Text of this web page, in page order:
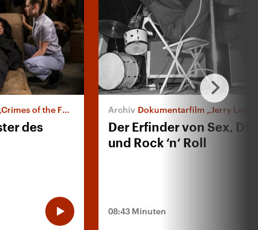
of the Future“
des
Dokumentarfilm „Jerry Lee Lewis:
Der Erfinder von Sex,
und Rock ‘n‘ Roll
08:43 Minuten